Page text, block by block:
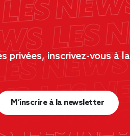
privées, inscrivez-vous à la
M’inscrire à la newsletter